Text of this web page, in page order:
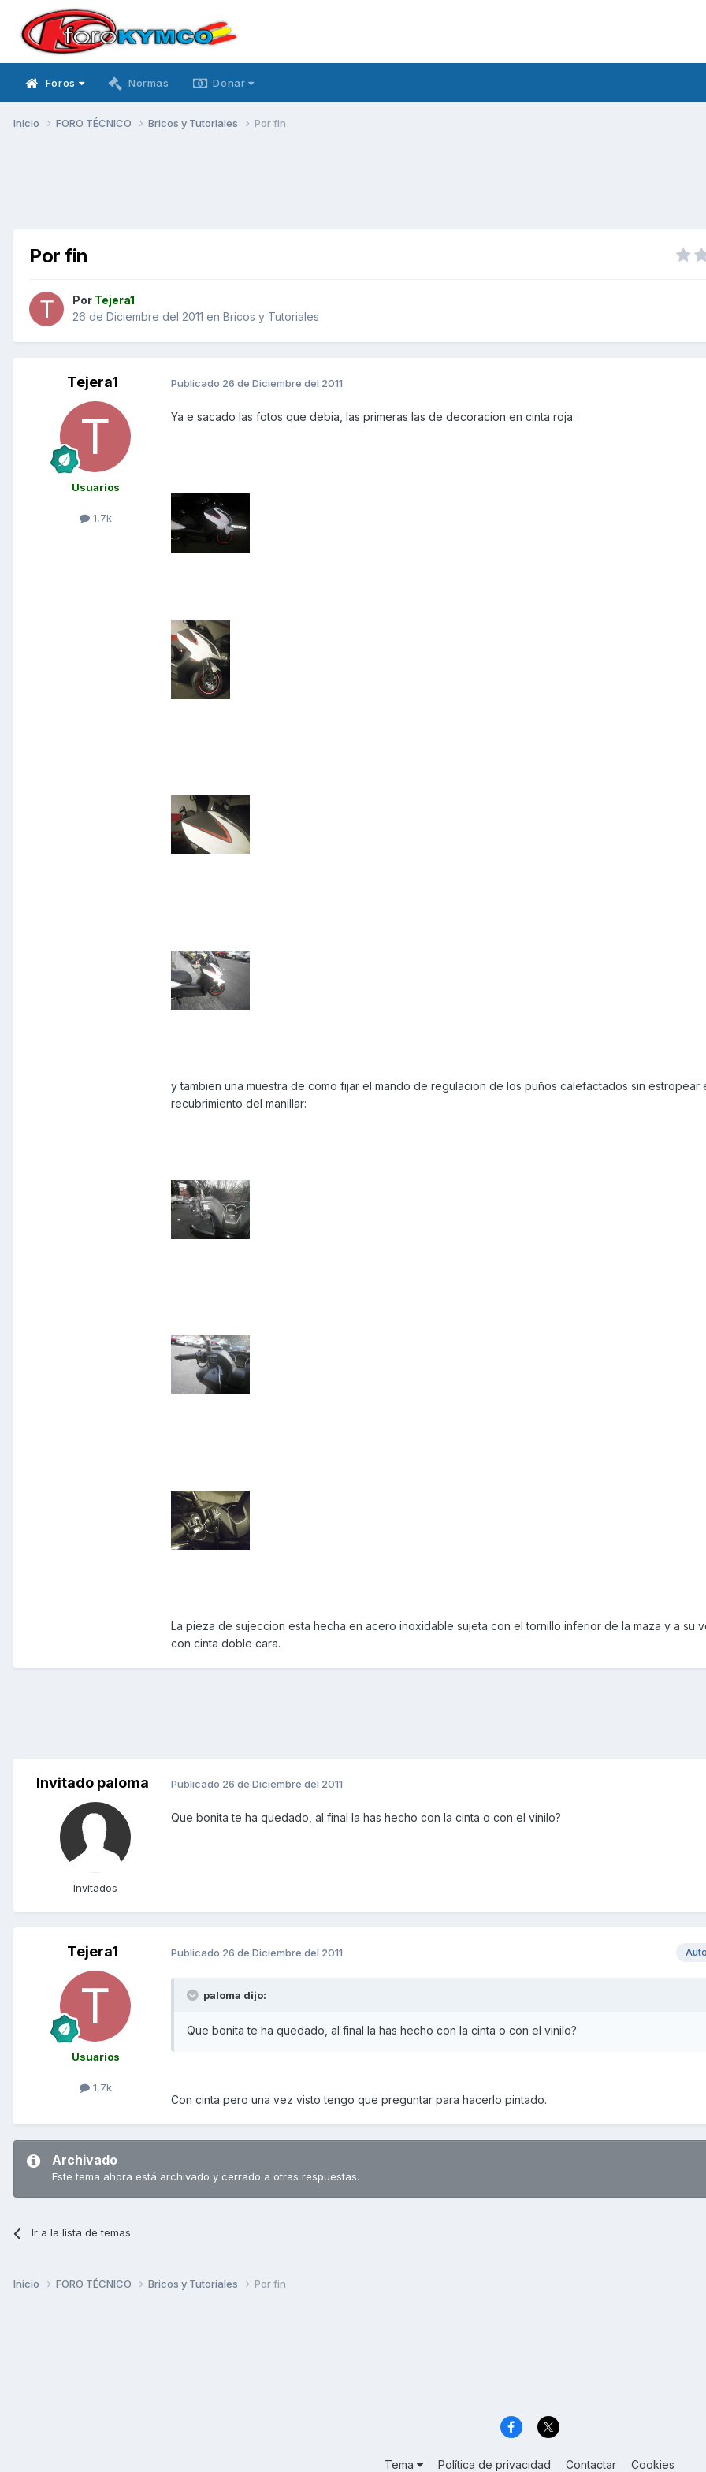
Foros Normas Donar
Inicio FORO TÉCNICO Bricos y Tutoriales Por fin
Por fin
Por Tejera1
26 de Diciembre del 2011 en Bricos y Tutoriales
Tejera1
Usuarios
1,7k
Publicado 26 de Diciembre del 2011
Ya e sacado las fotos que debia, las primeras las de decoracion en cinta roja:
y tambien una muestra de como fijar el mando de regulacion de los puños calefactados sin estropear
recubrimiento del manillar:
La pieza de sujeccion esta hecha en acero inoxidable sujeta con el tornillo inferior de la maza y a su
con cinta doble cara.
Invitado paloma
Invitados
Publicado 26 de Diciembre del 2011
Que bonita te ha quedado, al final la has hecho con la cinta o con el vinilo?
Tejera1
Usuarios
1,7k
Publicado 26 de Diciembre del 2011
paloma dijo:
Que bonita te ha quedado, al final la has hecho con la cinta o con el vinilo?
Con cinta pero una vez visto tengo que preguntar para hacerlo pintado.
Archivado
Este tema ahora está archivado y cerrado a otras respuestas.
Ir a la lista de temas
Inicio FORO TÉCNICO Bricos y Tutoriales Por fin
Tema Política de privacidad Contactar Cookies